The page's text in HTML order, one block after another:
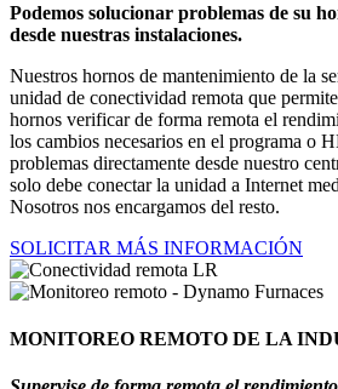
Podemos solucionar problemas de su
desde nuestras instalaciones.
Nuestros hornos de mantenimiento de la
unidad de conectividad remota que
hornos verificar de forma remota el
los cambios necesarios en el programa o
problemas directamente desde nuestro
solo debe conectar la unidad a Internet
Nosotros nos encargamos del resto.
SOLICITAR MÁS INFORMACIÓN
MONITOREO REMOTO DE LA